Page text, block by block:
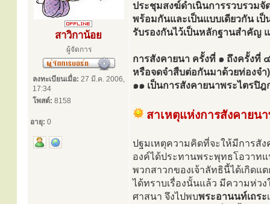
สาวิกาน้อย
ผู้จัดการ
ลงทะเบียนเมื่อ: 27 มี.ค. 2006,
17:34
โพสต์: 8158
อายุ: 0
ประชุมสงฆ์ดำเนินการรวบรวม
พร้อมกันและเป็นแบบเดียวกัน เ
รับรองกันไว้เป็นหลักฐานสำคัญ
การสังคายนา ครั้งที่ ๑ ถึงครั้งที่
หรือจดจำสืบต่อกันมาด้วยท่องจ
๑๑ เป็นการสังคายนาพระไตรปิ
สาเหตุแห่งการสังคายน
ปฐมเหตุความคิดที่จะให้มีการสั
องค์ได้ประทานพระพุทธโอวาท
พวกสาวกของเจ้าลัทธินี้ได้เกิด
ได้ทราบเรื่องนั้นแล้ว มีความห่ว
ศาสนา จึงไปพบพระอานนท์เถระ